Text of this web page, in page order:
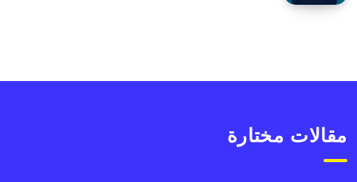
مقالات مختارة